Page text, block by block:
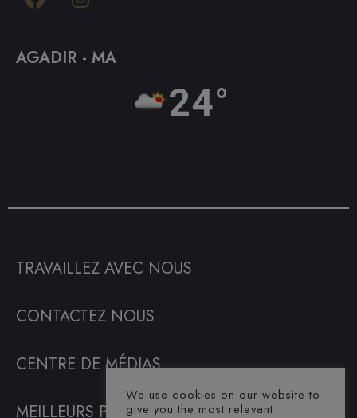
AGADIR - MA
24°
TRAVAILLEZ AVEC NOUS
CONTACTEZ NOUS
CENTRE DE MÉDIAS
MEILLEURS PRIX GARANTIS
We use cookies on our website to
give you the most relevant